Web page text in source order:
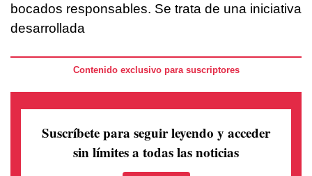
bocados responsables. Se trata de una iniciativa
desarrollada
Contenido exclusivo para suscriptores
Suscríbete para seguir leyendo y acceder
sin límites a todas las noticias